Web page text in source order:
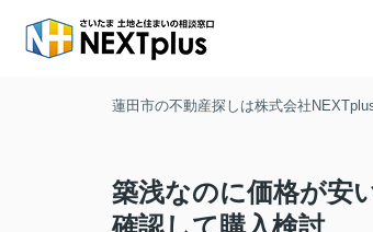
蓮田市の不動産探しは株式会社
築浅なのに価格が安
確認して購入検討